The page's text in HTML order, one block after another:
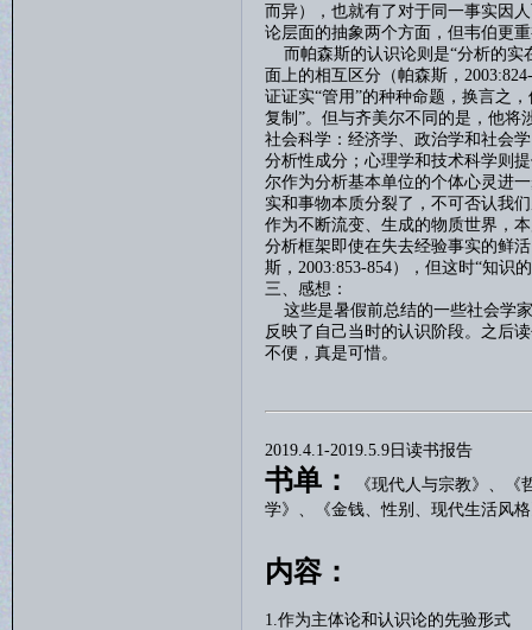
而异），也就有了对于同一事实因
论层面的抽象两个方面，但韦伯更
而帕森斯的认识论则是“分析的实
面上的相互区分（帕森斯，
证证实“管用”的种种命题，换言之
复制”。但与齐美尔不同的是，他将
社会科学：经济学、政治学和社会
分析性成分；心理学和技术科学则
尔作为分析基本单位的个体心灵进
实和事物本质分裂了，不可否认我
作为不断流变、生成的物质世界，
分析框架即使在失去经验事实的鲜
斯， 2003:853-854），但这时“知识
三、感想：
这些是暑假前总结的一些社会学
反映了自己当时的认识阶段。之后
不便，真是可惜。
2019.4.1-2019.5.9日读书报告
书单： 《现代人与宗教》、
《
学》、
《金钱、性别、现代生活风
内容：
1.作为主体论和认识论的先验形式